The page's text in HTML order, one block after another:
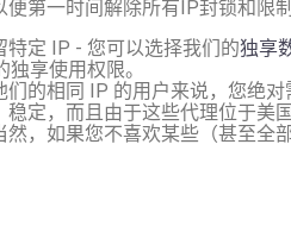
第一时间解除所有IP封锁和限制
定 IP - 您可以选择我们的独享
享使用权限。
的相同 IP 的用户来说，您绝对
定，而且由于这些代理位于美
，如果您不喜欢某些（甚至全